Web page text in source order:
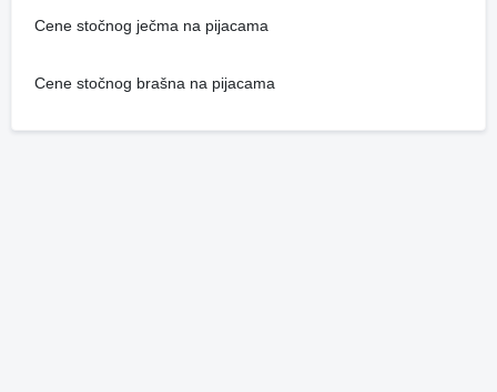
Cene stočnog ječma na pijacama
Cene stočnog brašna na pijacama